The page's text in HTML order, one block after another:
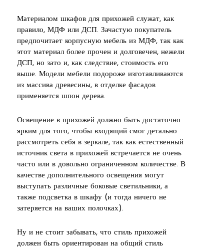
Материалом шкафов для прихожей служат, как
правило, МДФ или ДСП. Зачастую покупатель
предпочитает корпусную мебель из МДФ, так как
этот материал более прочен и долговечен, нежели
ДСП, но зато и, как следствие, стоимость его
выше. Модели мебели подороже изготавливаются
из массива древесины, в отделке фасадов
применяется шпон дерева.
Освещение в прихожей должно быть достаточно
ярким для того, чтобы входящий смог детально
рассмотреть себя в зеркале, так как естественный
источник света в прихожей встречается не очень
часто или в довольно ограниченном количестве. В
качестве дополнительного освещения могут
выступать различные боковые светильники, а
также подсветка в шкафу (и тогда ничего не
затеряется на ваших полочках).
Ну и не стоит забывать, что стиль прихожей
должен быть ориентирован на общий стиль